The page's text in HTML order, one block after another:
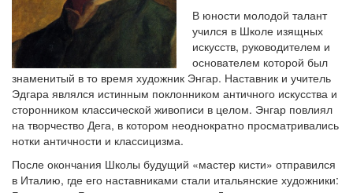
В юности молодой талант
учился в Школе изящных
искусств, руководителем и
основателем которой был
знаменитый в то время художник Энгар. Наставник и учитель
Эдгара являлся истинным поклонником античного искусства и
сторонником классической живописи в целом. Энгар повлиял
на творчество Дега, в котором неоднократно просматривались
нотки античности и классицизма.
После окончания Школы будущий «мастер кисти» отправился
в Италию, где его наставниками стали итальянские художники: